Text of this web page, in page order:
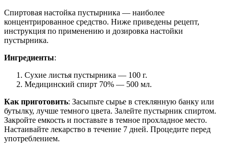
Спиртовая настойка пустырника — наиболее
концентрированное средство. Ниже приведены рецепт,
инструкция по применению и дозировка настойки
пустырника.
Ингредиенты:
Сухие листья пустырника — 100 г.
Медицинский спирт 70% — 500 мл.
Как приготовить: Засыпьте сырье в стеклянную банку или
бутылку, лучше темного цвета. Залейте пустырник спиртом.
Закройте емкость и поставьте в темное прохладное место.
Настаивайте лекарство в течение 7 дней. Процедите перед
употреблением.